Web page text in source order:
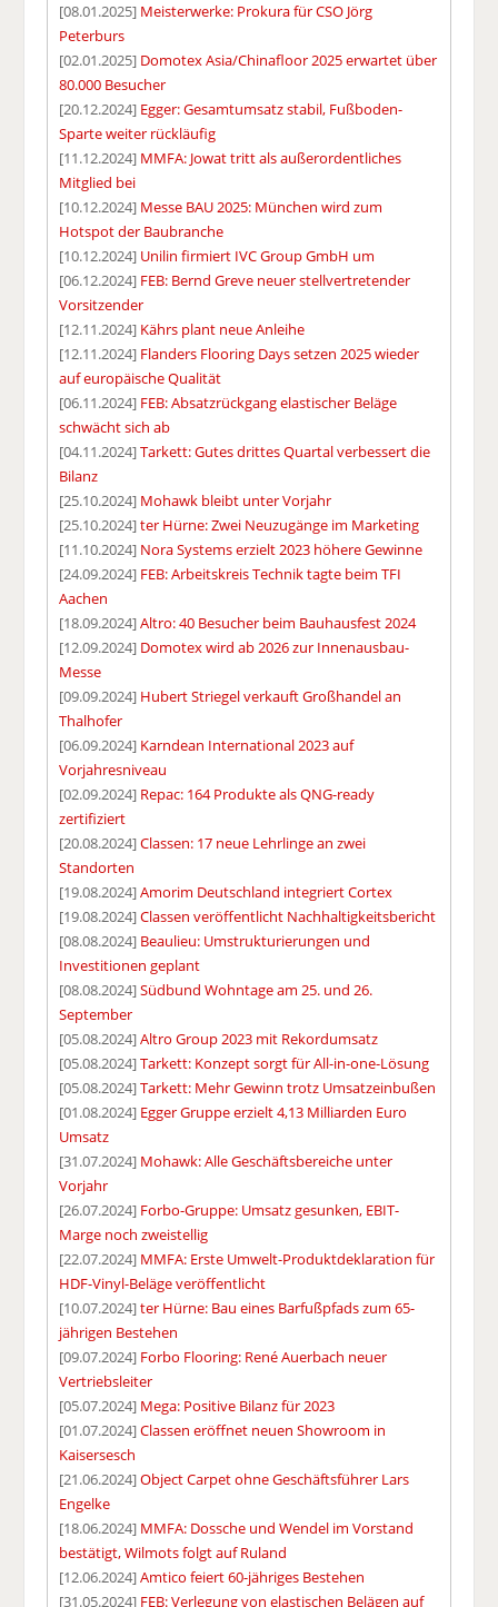
[08.01.2025] Meisterwerke: Prokura für CSO Jörg
Peterburs
[02.01.2025] Domotex Asia/Chinafloor 2025 erwartet über
80.000 Besucher
[20.12.2024] Egger: Gesamtumsatz stabil, Fußboden-
Sparte weiter rückläufig
[11.12.2024] MMFA: Jowat tritt als außerordentliches
Mitglied bei
[10.12.2024] Messe BAU 2025: München wird zum
Hotspot der Baubranche
[10.12.2024] Unilin firmiert IVC Group GmbH um
[06.12.2024] FEB: Bernd Greve neuer stellvertretender
Vorsitzender
[12.11.2024] Kährs plant neue Anleihe
[12.11.2024] Flanders Flooring Days setzen 2025 wieder
auf europäische Qualität
[06.11.2024] FEB: Absatzrückgang elastischer Beläge
schwächt sich ab
[04.11.2024]Tarkett: Gutes drittes Quartal verbessert die
Bilanz
[25.10.2024] Mohawk bleibt unter Vorjahr
[25.10.2024]ter Hürne: Zwei Neuzugänge im Marketing
[11.10.2024] Nora Systems erzielt 2023 höhere Gewinne
[24.09.2024] FEB: Arbeitskreis Technik tagte beim TFI
Aachen
[18.09.2024]Altro: 40 Besucher beim Bauhausfest 2024
[12.09.2024] Domotex wird ab 2026 zur Innenausbau-
Messe
[09.09.2024] Hubert Striegel verkauft Großhandel an
Thalhofer
[06.09.2024] Karndean International 2023 auf
Vorjahresniveau
[02.09.2024] Repac: 164 Produkte als QNG-ready
zertifiziert
[20.08.2024]Classen: 17 neue Lehrlinge an zwei
Standorten
[19.08.2024]Amorim Deutschland integriert Cortex
[19.08.2024]Classen veröffentlicht Nachhaltigkeitsbericht
[08.08.2024] Beaulieu: Umstrukturierungen und
Investitionen geplant
[08.08.2024]Südbund Wohntage am 25. und 26.
September
[05.08.2024]Altro Group 2023 mit Rekordumsatz
[05.08.2024]Tarkett: Konzept sorgt für All-in-one-Lösung
[05.08.2024]Tarkett: Mehr Gewinn trotz Umsatzeinbußen
[01.08.2024] Egger Gruppe erzielt 4,13 Milliarden Euro
Umsatz
[31.07.2024] Mohawk: Alle Geschäftsbereiche unter
Vorjahr
[26.07.2024] Forbo-Gruppe: Umsatz gesunken, EBIT-
Marge noch zweistellig
[22.07.2024] MMFA: Erste Umwelt-Produktdeklaration für
HDF-Vinyl-Beläge veröffentlicht
[10.07.2024]ter Hürne: Bau eines Barfußpfads zum 65-
jährigen Bestehen
[09.07.2024] Forbo Flooring: René Auerbach neuer
Vertriebsleiter
[05.07.2024] Mega: Positive Bilanz für 2023
[01.07.2024]Classen eröffnet neuen Showroom in
Kaisersesch
[21.06.2024]Object Carpet ohne Geschäftsführer Lars
Engelke
[18.06.2024] MMFA: Dossche und Wendel im Vorstand
bestätigt, Wilmots folgt auf Ruland
[12.06.2024]Amtico feiert 60-jähriges Bestehen
[31.05.2024] FEB: Verlegung von elastischen Belägen auf